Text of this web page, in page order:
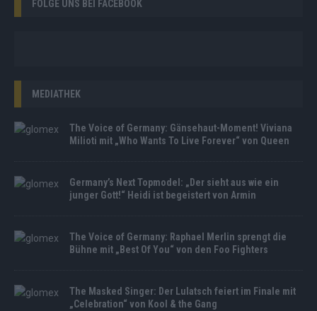
FOLGE UNS BEI FACEBOOK
MEDIATHEK
The Voice of Germany: Gänsehaut-Moment! Viviana
Milioti mit „Who Wants To Live Forever“ von Queen
Germany’s Next Topmodel: „Der sieht aus wie ein
junger Gott!“ Heidi ist begeistert von Armin
The Voice of Germany: Raphael Merlin sprengt die
Bühne mit „Best Of You“ von den Foo Fighters
The Masked Singer: Der Lulatsch feiert im Finale mit
„Celebration“ von Kool & the Gang